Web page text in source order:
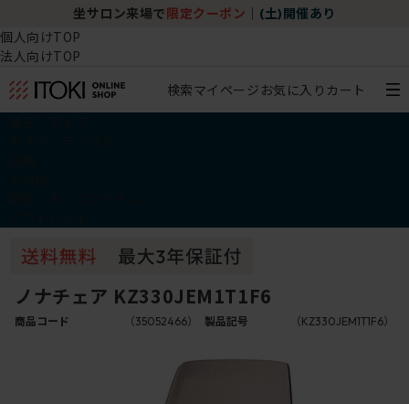
坐サロン来場で 限定クーポン (土)開催あり
個人向けTOP
法人向けTOP
検索マイページ お気に入り カート
ノナチェア KZ330JEM1T1F6
商品コード （35052466） 製品記号 （KZ330JEM1T1F6）